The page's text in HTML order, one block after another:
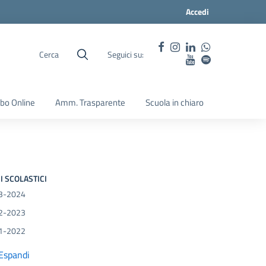
Accedi
Cerca Seguici su:
Online Amm. Trasparente Scuola in chiaro
SCOLASTICI
2024
2023
2022